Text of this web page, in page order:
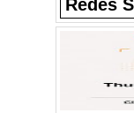
Redes